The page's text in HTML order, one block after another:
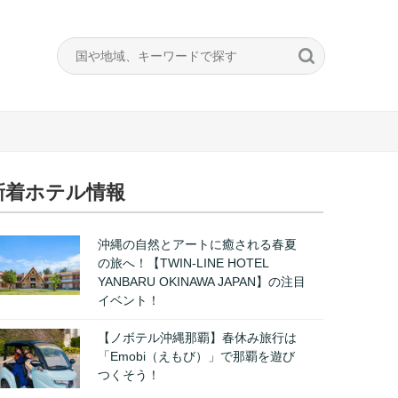
着ホテル情報
沖縄の自然とアートに癒される春夏
の旅へ！【TWIN-LINE HOTEL
YANBARU OKINAWA JAPAN】の注目
イベント！
【ノボテル沖縄那覇】春休み旅行は
「Emobi（えもび）」で那覇を遊び
つくそう！